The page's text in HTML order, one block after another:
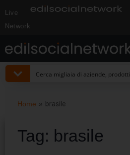
Live
Network
Home » brasile
Tag: brasile